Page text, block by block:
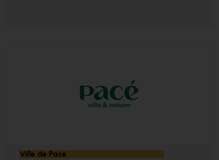
Ville de Pacé